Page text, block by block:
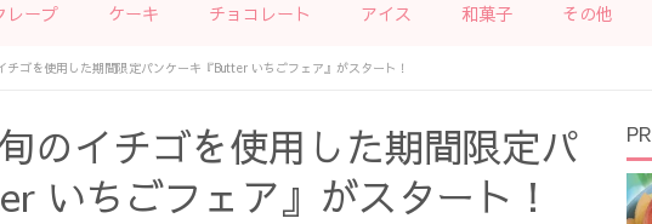
レープ ケーキ チョコレート アイス 和菓子 その他
チゴを使用した期間限定パンケーキ『Butter いちごフェア』がスタート！
のイチゴを使用した期間限定パ
いちごフェア』がスタート！
PR